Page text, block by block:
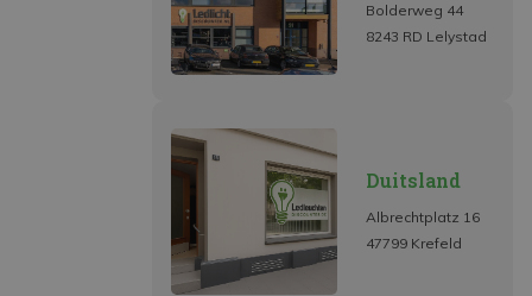
Bolderweg 44
8243 RD Lelystad
Duitsland
Albrechtplatz 16
47799 Krefeld